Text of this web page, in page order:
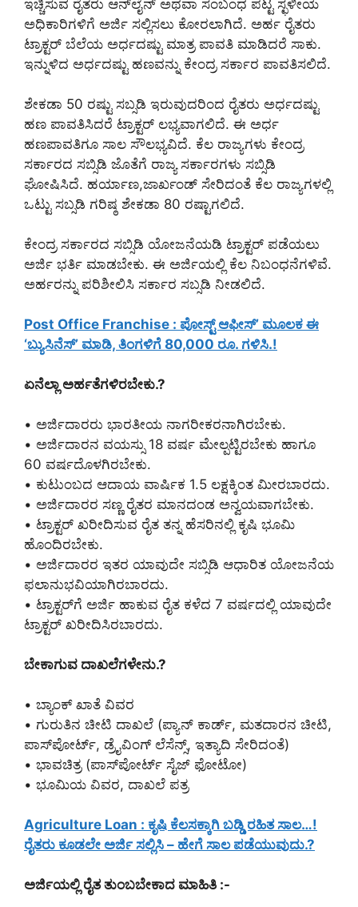
ಇಚ್ಚಿಸುವ ರೈತರು ಆನ್‌ಲೈನ್ ಅಥವಾ ಸಂಬಂಧ ಪಟ್ಟ ಸ್ಛಳೀಯ
ಅಧಿಕಾರಿಗಳಿಗೆ ಅರ್ಜಿ ಸಲ್ಲಿಸಲು ಕೋರಲಾಗಿದೆ. ಅರ್ಹ ರೈತರು
ಟ್ರಾಕ್ಟರ್ ಬೆಲೆಯ ಅರ್ಧದಷ್ಟು ಮಾತ್ರ ಪಾವತಿ ಮಾಡಿದರೆ ಸಾಕು.
ಇನ್ನುಳಿದ ಅರ್ಧದಷ್ಟು ಹಣವನ್ನು ಕೇಂದ್ರ ಸರ್ಕಾರ ಪಾವತಿಸಲಿದೆ.
ಶೇಕಡಾ 50 ರಷ್ಟು ಸಬ್ಸಡಿ ಇರುವುದರಿಂದ ರೈತರು ಅರ್ಧದಷ್ಟು
ಹಣ ಪಾವತಿಸಿದರೆ ಟ್ರಾಕ್ಟರ್ ಲಭ್ಯವಾಗಲಿದೆ. ಈ ಅರ್ಧ
ಹಣಪಾವತಿಗೂ ಸಾಲ ಸೌಲಭ್ಯವಿದೆ. ಕೆಲ ರಾಜ್ಯಗಳು ಕೇಂದ್ರ
ಸರ್ಕಾರದ ಸಬ್ಸಿಡಿ ಜೊತೆಗೆ ರಾಜ್ಯ ಸರ್ಕಾರಗಳು ಸಬ್ಸಿಡಿ
ಘೋಷಿಸಿದೆ. ಹರ್ಯಾಣ,ಜಾರ್ಖಂಡ್ ಸೇರಿದಂತೆ ಕೆಲ ರಾಜ್ಯಗಳಲ್ಲಿ
ಒಟ್ಟು ಸಬ್ಸಡಿ ಗರಿಷ್ಠ ಶೇಕಡಾ 80 ರಷ್ಟಾಗಲಿದೆ.
ಕೇಂದ್ರ ಸರ್ಕಾರದ ಸಬ್ಸಿಡಿ ಯೋಜನೆಯಡಿ ಟ್ರಾಕ್ಟರ್ ಪಡೆಯಲು
ಅರ್ಜಿ ಭರ್ತಿ ಮಾಡಬೇಕು. ಈ ಅರ್ಜಿಯಲ್ಲಿ ಕೆಲ ನಿಬಂಧನೆಗಳಿವೆ.
ಅರ್ಹರನ್ನು ಪರಿಶೀಲಿಸಿ ಸರ್ಕಾರ ಸಬ್ಸಡಿ ನೀಡಲಿದೆ.
Post Office Franchise : ಪೋಸ್ಟ್ ಆಫೀಸ್’ ಮೂಲಕ ಈ
‘ಬ್ಯುಸಿನೆಸ್’ ಮಾಡಿ, ತಿಂಗಳಿಗೆ 80,000 ರೂ. ಗಳಿಸಿ.!
ಏನೆಲ್ಲಾ ಅರ್ಹತೆಗಳಿರಬೇಕು.?
• ಅರ್ಜಿದಾರರು ಭಾರತೀಯ ನಾಗರೀಕರನಾಗಿರಬೇಕು.
• ಅರ್ಜಿದಾರನ ವಯಸ್ಸು 18 ವರ್ಷ ಮೇಲ್ಪಟ್ಟಿರಬೇಕು ಹಾಗೂ
60 ವರ್ಷದೊಳಗಿರಬೇಕು.
• ಕುಟುಂಬದ ಆದಾಯ ವಾರ್ಷಿಕ 1.5 ಲಕ್ಷಕ್ಕಿಂತ ಮೀರಬಾರದು.
• ಅರ್ಜಿದಾರರ ಸಣ್ಣ ರೈತರ ಮಾನದಂಡ ಅನ್ವಯವಾಗಬೇಕು.
• ಟ್ರಾಕ್ಟರ್ ಖರೀದಿಸುವ ರೈತ ತನ್ನ ಹೆಸರಿನಲ್ಲಿ ಕೃಷಿ ಭೂಮಿ
ಹೊಂದಿರಬೇಕು.
• ಅರ್ಜಿದಾರರ ಇತರ ಯಾವುದೇ ಸಬ್ಸಿಡಿ ಆಧಾರಿತ ಯೋಜನೆಯ
ಫಲಾನುಭವಿಯಾಗಿರಬಾರದು.
• ಟ್ರಾಕ್ಟರ್‌ಗೆ ಅರ್ಜಿ ಹಾಕುವ ರೈತ ಕಳೆದ 7 ವರ್ಷದಲ್ಲಿ ಯಾವುದೇ
ಟ್ರಾಕ್ಟರ್ ಖರೀದಿಸಿರಬಾರದು.
ಬೇಕಾಗುವ ದಾಖಲೆಗಳೇನು.?
• ಬ್ಯಾಂಕ್ ಖಾತೆ ವಿವರ
• ಗುರುತಿನ ಚೀಟಿ ದಾಖಲೆ (ಪ್ಯಾನ್ ಕಾರ್ಡ್, ಮತದಾರನ ಚೀಟಿ,
ಪಾಸ್‌ಪೋರ್ಟ್, ಡ್ರೈವಿಂಗ್ ಲೆಸೆನ್ಸ್, ಇತ್ಯಾದಿ ಸೇರಿದಂತೆ)
• ಭಾವಚಿತ್ರ (ಪಾಸ್‌ಪೋರ್ಟ್ ಸೈಜ್ ಫೋಟೋ)
• ಭೂಮಿಯ ವಿವರ, ದಾಖಲೆ ಪತ್ರ
Agriculture Loan : ಕೃಷಿ ಕೆಲಸಕ್ಕಾಗಿ ಬಡ್ಡಿ ರಹಿತ ಸಾಲ…!
ರೈತರು ಕೂಡಲೇ ಅರ್ಜಿ ಸಲ್ಲಿಸಿ – ಹೇಗೆ ಸಾಲ ಪಡೆಯುವುದು.?
ಅರ್ಜಿಯಲ್ಲಿ ರೈತ ತುಂಬಬೇಕಾದ ಮಾಹಿತಿ :-